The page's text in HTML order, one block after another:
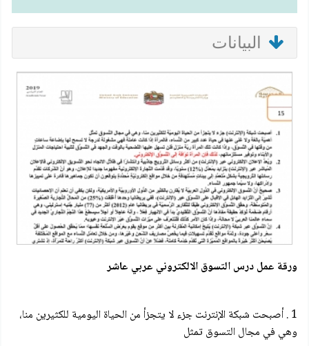
البيانات
ورقة عمل درس التسوق الالكتروني عربي عاشر
1 . أصبحت شبكة الإنترنت جزء لا يتجزأ من الحياة اليومية للكثيرين منا،
وهي في مجال التسوق تمثل